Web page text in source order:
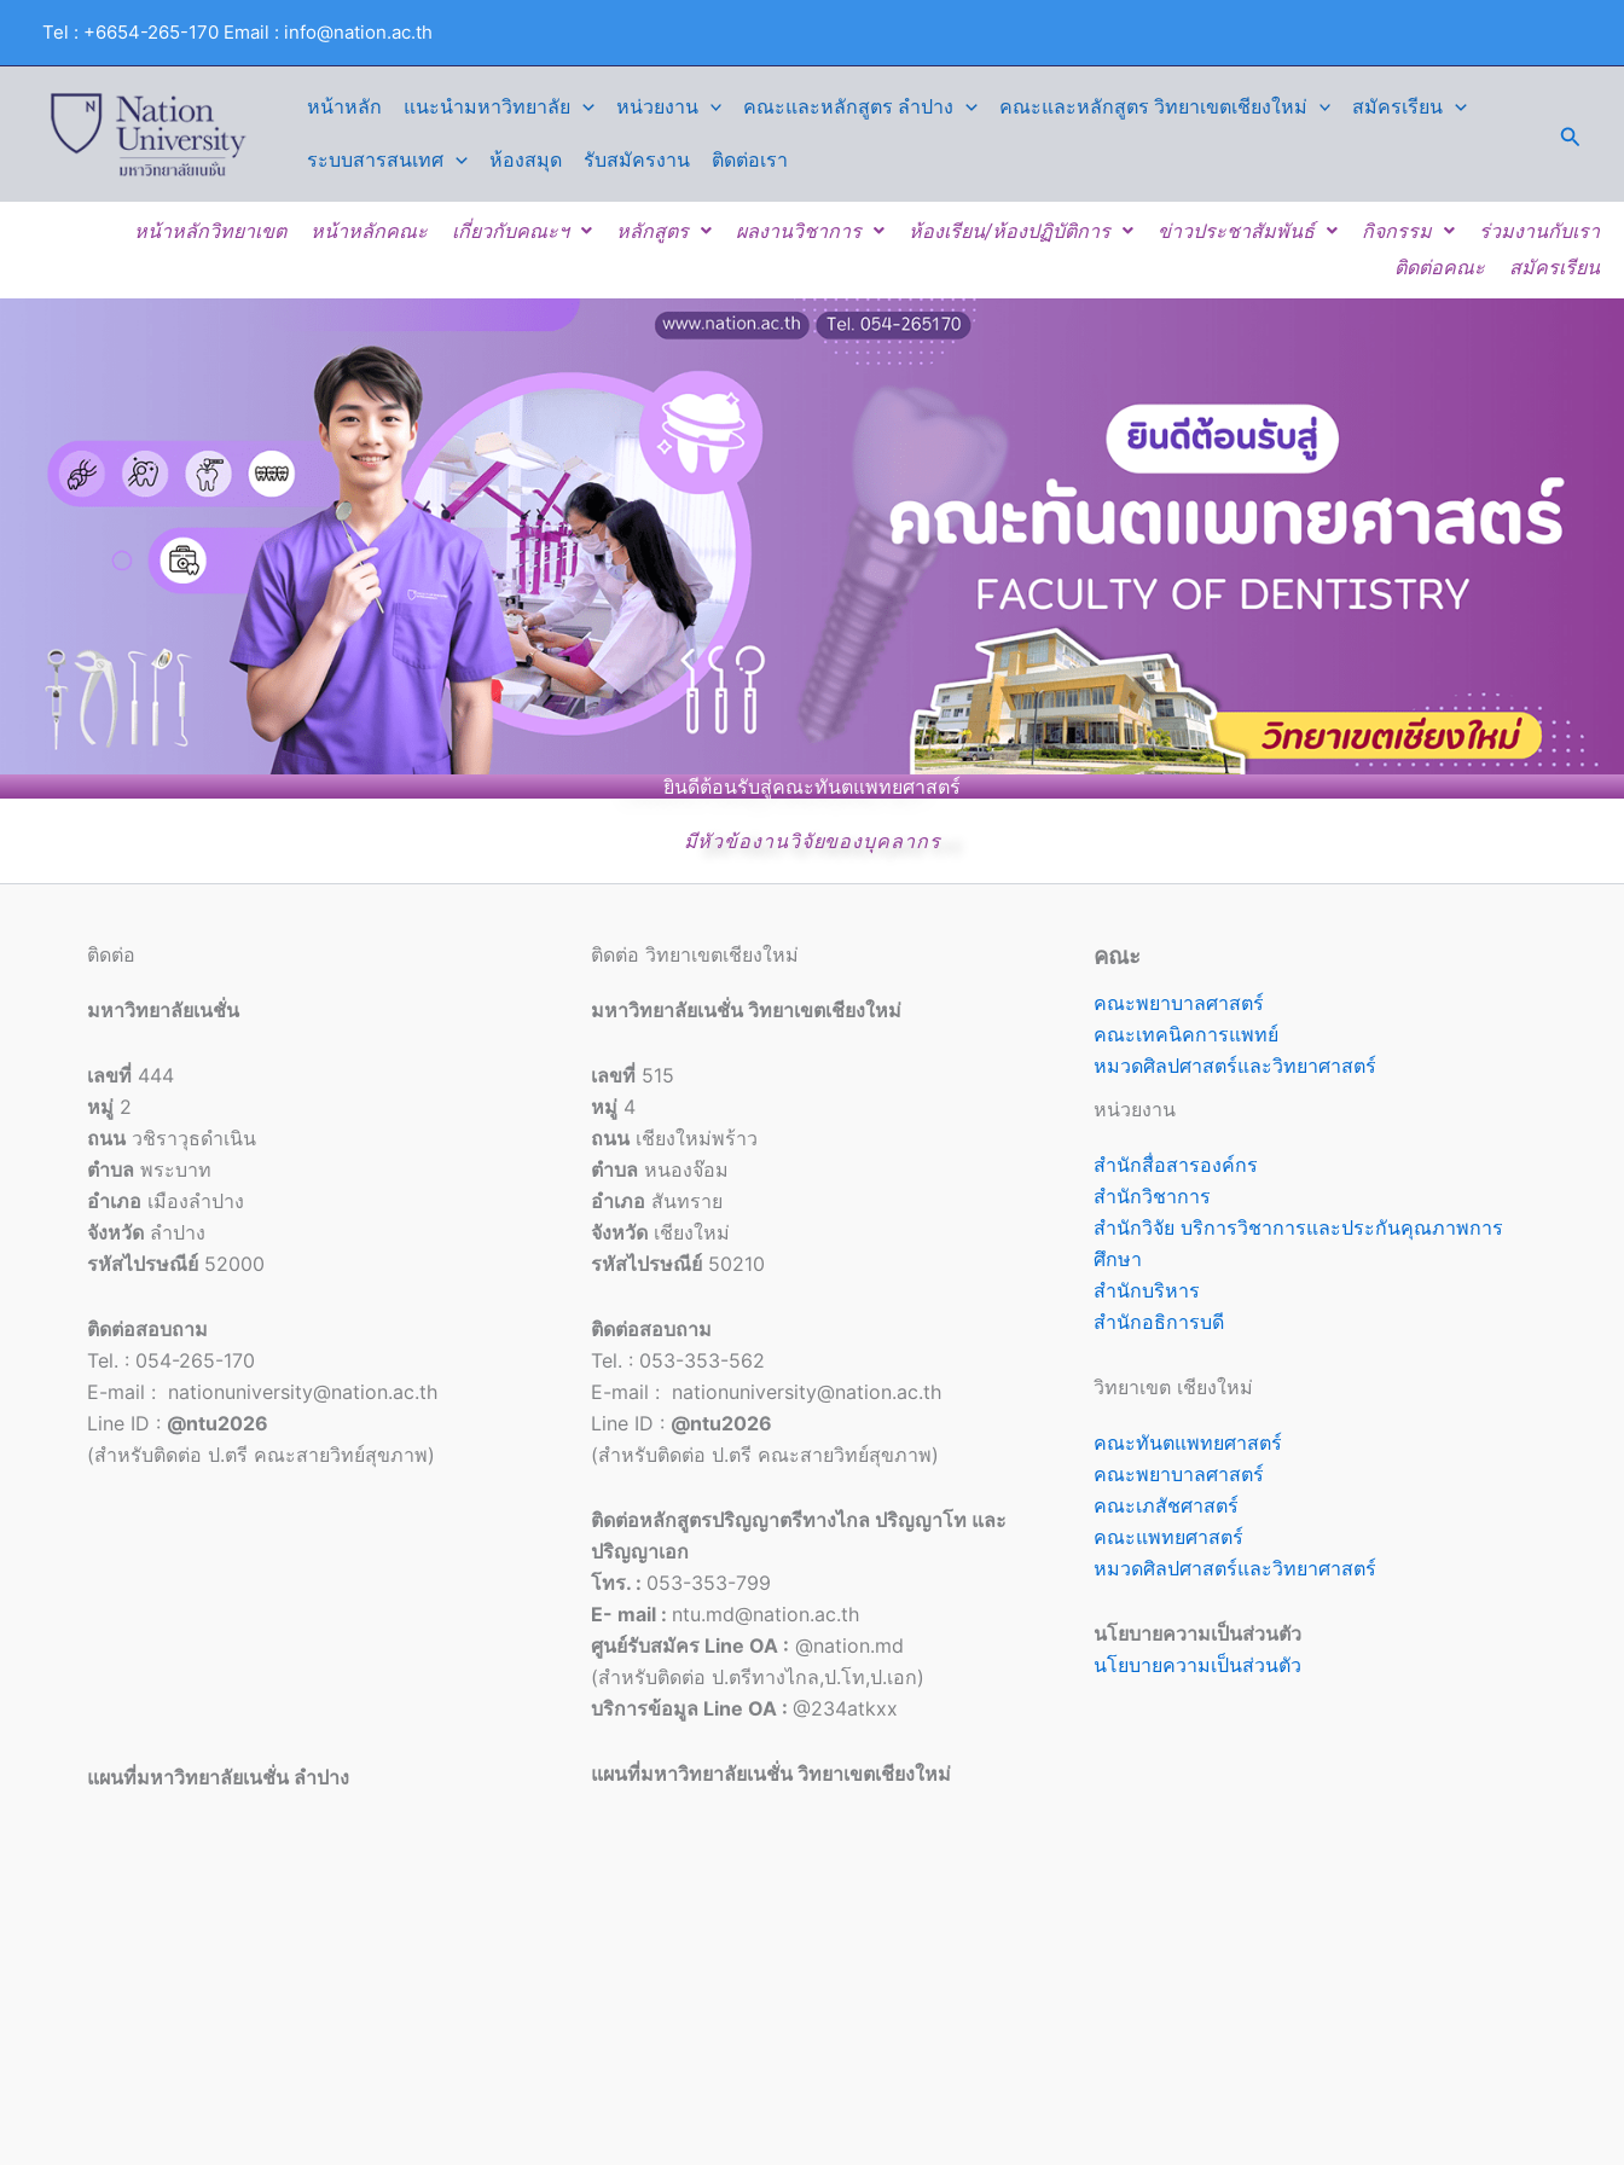
Tel : +6654-265-170 Email : info@nation.ac.th
หน้าหลัก แนะนำมหาวิทยาลัย หน่วยงาน คณะและหลักสูตร ลำปาง คณะและหลักสูตร วิทยาเขตเชียงใหม่ สมัครเรียน
ระบบสารสนเทศ ห้องสมุด รับสมัครงาน ติดต่อเรา
หน้าหลักวิทยาเขต หน้าหลักคณะ เกี่ยวกับคณะฯ หลักสูตร ผลงานวิชาการ ห้องเรียน/ห้องปฏิบัติการ ข่าวประชาสัมพันธ์ กิจกรรม
ร่วมงานกับเรา
ติดต่อคณะ
สมัครเรียน
ยินดีต้อนรับสู่คณะทันตแพทยศาสตร์
มีหัวข้องานวิจัยของบุคลากร
ติดต่อ
มหาวิทยาลัยเนชั่น
เลขที่ 444
หมู่ 2
ถนน วชิราวุธดำเนิน
ตำบล พระบาท
อำเภอ เมืองลำปาง
จังหวัด ลำปาง
รหัสไปรษณีย์ 52000
ติดต่อสอบถาม
Tel. : 054-265-170
E-mail : nationuniversity@nation.ac.th
Line ID : @ntu2026
(สำหรับติดต่อ ป.ตรี คณะสายวิทย์สุขภาพ)
แผนที่มหาวิทยาลัยเนชั่น ลำปาง
ติดต่อ วิทยาเขตเชียงใหม่
มหาวิทยาลัยเนชั่น วิทยาเขตเชียงใหม่
เลขที่ 515
หมู่4
ถนนเชียงใหม่พร้าว
ตำบล หนองจ๊อม
อำเภอ สันทราย
จังหวัดเชียงใหม่
รหัสไปรษณีย์50210
ติดต่อสอบถาม
Tel. : 053-353-562
E-mail : nationuniversity@nation.ac.th
Line ID : @ntu2026
(สำหรับติดต่อ ป.ตรี คณะสายวิทย์สุขภาพ)
ติดต่อหลักสูตรปริญญาตรีทางไกล ปริญญาโท และ
ปริญญาเอก
โทร. : 053-353-799
E- mail : ntu.md@nation.ac.th
ศูนย์รับสมัคร Line OA : @nation.md
(สำหรับติดต่อ ป.ตรีทางไกล,ป.โท,ป.เอก)
บริการข้อมูล Line OA : @234atkxx
แผนที่มหาวิทยาลัยเนชั่น วิทยาเขตเชียงใหม่
คณะ
คณะพยาบาลศาสตร์
คณะเทคนิคการแพทย์
หมวดศิลปศาสตร์และวิทยาศาสตร์
หน่วยงาน
สำนักสื่อสารองค์กร
สำนักวิชาการ
สำนักวิจัย บริการวิชาการและประกันคุณภาพการ
ศึกษา
สำนักบริหาร
สำนักอธิการบดี
วิทยาเขต เชียงใหม่
คณะทันตแพทยศาสตร์
คณะพยาบาลศาสตร์
คณะเภสัชศาสตร์
คณะแพทยศาสตร์
หมวดศิลปศาสตร์และวิทยาศาสตร์
นโยบายความเป็นส่วนตัว
นโยบายความเป็นส่วนตัว